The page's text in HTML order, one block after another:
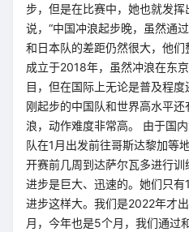
步，但是在比赛中，她也就发
说，“中国冲浪起步晚，虽然通
和日本队的差距仍然很大，他们
成立于2018年，虽然冲浪在东
目，但在国际上无论是普及程
刚起步的中国队和世界高水平
浪，动作难度非常高。 由于国
队在1月出发前往哥斯达黎加等
开赛前几周到达萨尔瓦多进行训
进步是巨大、迅速的。她们只
进步这样大。我们是2022年才
月，今年也是5个月，我们通过